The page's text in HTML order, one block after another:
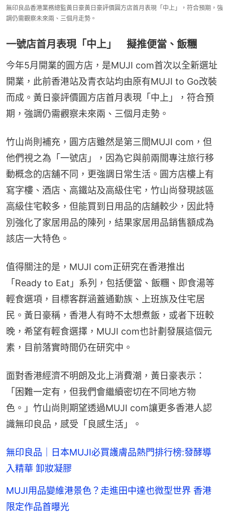
無印良品香港業務總監黃日豪黃日豪評價圓方店首月表現「中上」，符合預期，強
調仍需觀察未來兩、三個月走勢。
一號店首月表現「中上」 擬推便當、飯糰
今年5月開業的圓方店，是MUJI com首次以全新選址
開業，此前香港站及青衣站均由原有MUJI to Go改裝
而成。黃日豪評價圓方店首月表現「中上」，符合預
期，強調仍需觀察未來兩、三個月走勢。
竹山尚則補充，圓方店雖然是第三間MUJI com，但
他們視之為「一號店」，因為它與前兩間專注旅行移
動概念的店舖不同，更強調日常生活。圓方店樓上有
寫字樓、酒店、高鐵站及高級住宅，竹山尚發現該區
高級住宅較多，但能買到日用品的店舖較少，因此特
別強化了家居用品的陳列，結果家居用品銷售額成為
該店一大特色。
值得關注的是，MUJI com正研究在香港推出
「Ready to Eat」系列，包括便當、飯糰、即食湯等
輕食選項，目標客群涵蓋通勤族、上班族及住宅居
民。黃日豪稱，香港人有時不太想煮飯，或者下班較
晚，希望有輕食選擇，MUJI com也計劃發展這個元
素，目前落實時間仍在研究中。
面對香港經濟不明朗及北上消費潮，黃日豪表示：
「困難一定有，但我們會繼續密切在不同地方物
色。」竹山尚則期望透過MUJI com讓更多香港人認
識無印良品，感受「良感生活」。
無印良品｜日本MUJI必買護膚品熱門排行榜:發酵導
入精華 卸妝凝膠
MUJI用品變維港景色？走進田中達也微型世界 香港
限定作品首曝光